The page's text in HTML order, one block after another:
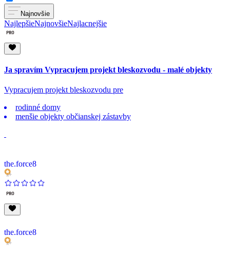
Najnovšie
NajlepšieNajnovšieNajlacnejšie
Ja spravím Vypracujem projekt bleskozvodu - malé objekty
Vypracujem projekt bleskozvodu pre
rodinné domy
menšie objekty občianskej zástavby
the.force8
the.force8